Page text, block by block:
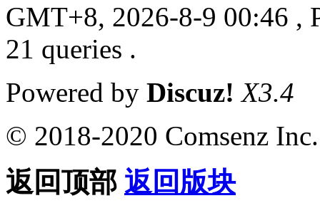
GMT+8, 2026-8-9 00:46 ,
21 queries .
Powered by Discuz! X3.4
© 2018-2020 Comsenz Inc.
返回顶部 返回版块